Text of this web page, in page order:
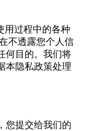
用过程中的各种
不透露您个人信
何目的。我们将
本隐私政策处理
您提交给我们的